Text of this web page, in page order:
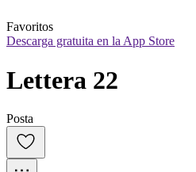
Favoritos
Descarga gratuita en la App Store
Lettera 22
Posta